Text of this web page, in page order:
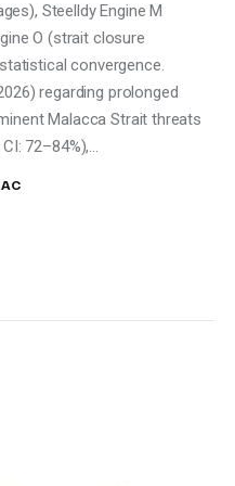
Steelldy Engine M
O (strait closure
convergence.
regarding prolonged
Malacca Strait threats
72–84%),…